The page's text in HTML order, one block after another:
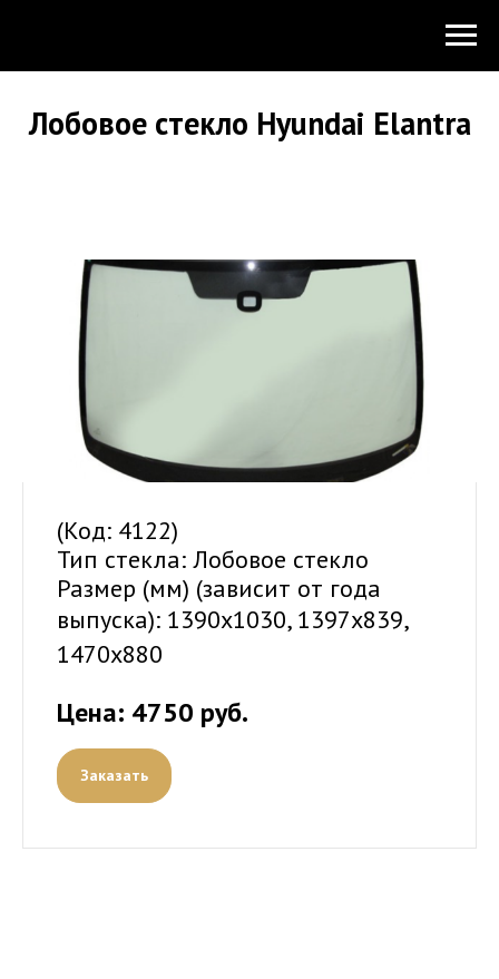
Лобовое стекло Hyundai Elantra
(Код: 4122)
Тип стекла: Лобовое стекло
Размер (мм) (зависит от года
выпуска): 1390x1030, 1397x839,
1470x880
Цена: 4750 руб.
Заказать